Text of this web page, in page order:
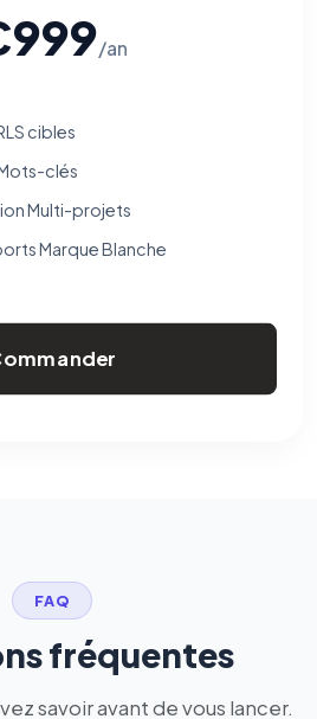
/an
cibles
clés
Multi-projets
Marque Blanche
FAQ
fréquentes
savoir avant de vous lancer.